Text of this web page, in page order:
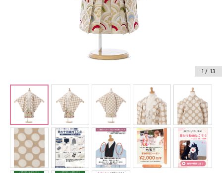
ジュニア着物レンタル
ジュニア洋装レンタル
ベビー洋装レンタル
紋付袴レンタル
1 / 13